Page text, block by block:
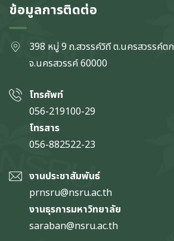
ข้อมูลการติดต่อ
398 หมู่ 9 ถ.สวรรค์วิถี ต.นครสวรรค์ตก
จ.นครสวรรค์60000
โทรศัพท์
056-219100-29
โทรสาร
056-882522-23
งานประชาสัมพันธ์
prnsru@nsru.ac.th
งานธุรการมหาวิทยาลัย
saraban@nsru.ac.th